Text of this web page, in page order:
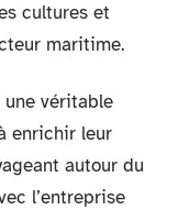
cultures et
maritime.
une véritable
enrichir leur
autour du
l’entreprise